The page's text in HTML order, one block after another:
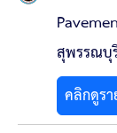
แผนพัฒ
ข้อบัญญั
ข้อบัญญั
สุพรรณบุ
คลิกดูร